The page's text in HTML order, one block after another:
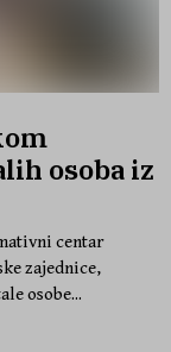
osoba iz
centar
zajednice,
osobe...